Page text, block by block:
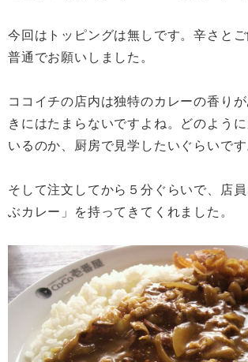
今回はトッピングは無しです。辛さと
普通でお願いしました。
ココイチの店内は独特のカレーの香り
きにはたまらないですよね。どのよう
いるのか、厨房で見学したいぐらいです
そして注文してから５分ぐらいで、店
ぶカレー」を持ってきてくれました。